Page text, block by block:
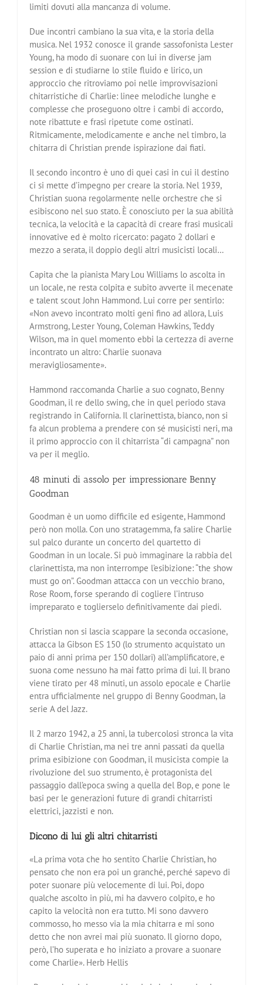
limiti dovuti alla mancanza di volume.
Due incontri cambiano la sua vita, e la storia della
musica. Nel 1932 conosce il grande sassofonista Lester
Young, ha modo di suonare con lui in diverse jam
session e di studiarne lo stile fluido e lirico, un
approccio che ritroviamo poi nelle improvvisazioni
chitarristiche di Charlie: linee melodiche lunghe e
complesse che proseguono oltre i cambi di accordo,
note ribattute e frasi ripetute come ostinati.
Ritmicamente, melodicamente e anche nel timbro, la
chitarra di Christian prende ispirazione dai fiati.
Il secondo incontro è uno di quei casi in cui il destino
ci si mette d’impegno per creare la storia. Nel 1939,
Christian suona regolarmente nelle orchestre che si
esibiscono nel suo stato. È conosciuto per la sua abilità
tecnica, la velocità e la capacità di creare frasi musicali
innovative ed è molto ricercato: pagato 2 dollari e
mezzo a serata, il doppio degli altri musicisti locali…
Capita che la pianista Mary Lou Williams lo ascolta in
un locale, ne resta colpita e subito avverte il mecenate
e talent scout John Hammond. Lui corre per sentirlo:
«Non avevo incontrato molti geni fino ad allora, Luis
Armstrong, Lester Young, Coleman Hawkins, Teddy
Wilson, ma in quel momento ebbi la certezza di averne
incontrato un altro: Charlie suonava
meravigliosamente».
Hammond raccomanda Charlie a suo cognato, Benny
Goodman, il re dello swing, che in quel periodo stava
registrando in California. Il clarinettista, bianco, non si
fa alcun problema a prendere con sé musicisti neri, ma
il primo approccio con il chitarrista “di campagna” non
va per il meglio.
48 minuti di assolo per impressionare Benny
Goodman
Goodman è un uomo difficile ed esigente, Hammond
però non molla. Con uno stratagemma, fa salire Charlie
sul palco durante un concerto del quartetto di
Goodman in un locale. Si può immaginare la rabbia del
clarinettista, ma non interrompe l’esibizione: “the show
must go on”. Goodman attacca con un vecchio brano,
Rose Room, forse sperando di cogliere l’intruso
impreparato e toglierselo definitivamente dai piedi.
Christian non si lascia scappare la seconda occasione,
attacca la Gibson ES 150 (lo strumento acquistato un
paio di anni prima per 150 dollari) all’amplificatore, e
suona come nessuno ha mai fatto prima di lui. Il brano
viene tirato per 48 minuti, un assolo epocale e Charlie
entra ufficialmente nel gruppo di Benny Goodman, la
serie A del Jazz.
Il 2 marzo 1942, a 25 anni, la tubercolosi stronca la vita
di Charlie Christian, ma nei tre anni passati da quella
prima esibizione con Goodman, il musicista compie la
rivoluzione del suo strumento, è protagonista del
passaggio dall’epoca swing a quella del Bop, e pone le
basi per le generazioni future di grandi chitarristi
elettrici, jazzisti e non.
Dicono di lui gli altri chitarristi
«La prima vota che ho sentito Charlie Christian, ho
pensato che non era poi un granché, perché sapevo di
poter suonare più velocemente di lui. Poi, dopo
qualche ascolto in più, mi ha davvero colpito, e ho
capito la velocità non era tutto. Mi sono davvero
commosso, ho messo via la mia chitarra e mi sono
detto che non avrei mai più suonato. Il giorno dopo,
però, l’ho superata e ho iniziato a provare a suonare
come Charlie». Herb Hellis